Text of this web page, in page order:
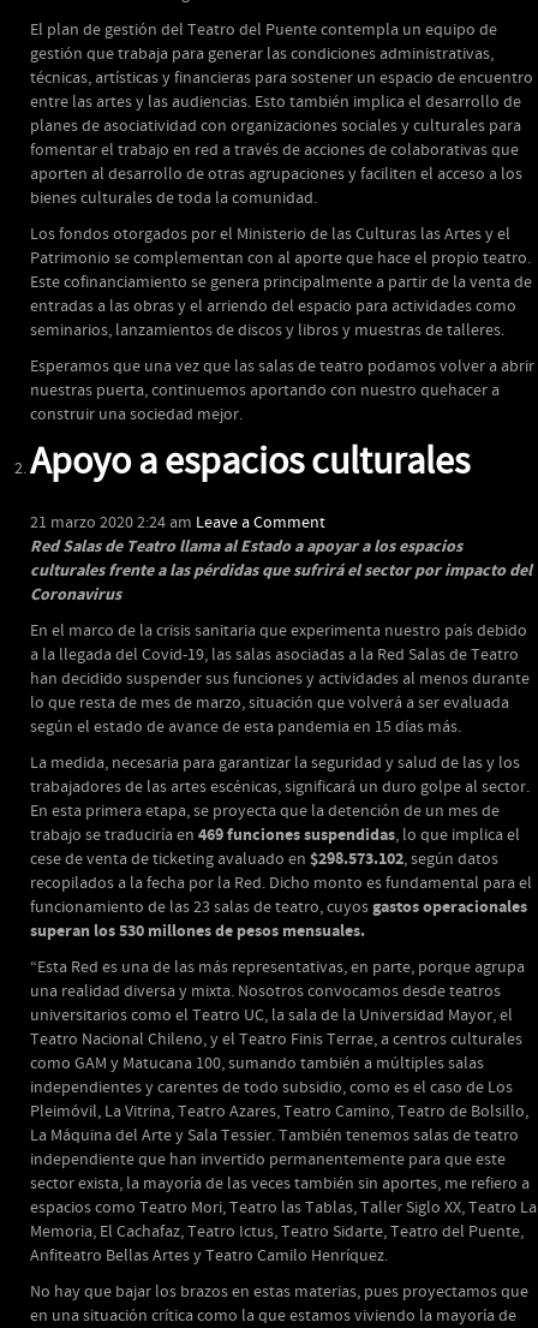
El plan de gestión del Teatro del Puente contempla un equipo de
gestión que trabaja para generar las condiciones administrativas,
técnicas, artísticas y financieras para sostener un espacio de encuentro
entre las artes y las audiencias. Esto también implica el desarrollo de
planes de asociatividad con organizaciones sociales y culturales para
fomentar el trabajo en red a través de acciones de colaborativas que
aporten al desarrollo de otras agrupaciones y faciliten el acceso a los
bienes culturales de toda la comunidad.
Los fondos otorgados por el Ministerio de las Culturas las Artes y el
Patrimonio se complementan con al aporte que hace el propio teatro.
Este cofinanciamiento se genera principalmente a partir de la venta de
entradas a las obras y el arriendo del espacio para actividades como
seminarios, lanzamientos de discos y libros y muestras de talleres.
Esperamos que una vez que las salas de teatro podamos volver a abrir
nuestras puerta, continuemos aportando con nuestro quehacer a
construir una sociedad mejor.
Apoyo a espacios culturales
21 marzo 2020 2:24 am Leave a Comment
Red Salas de Teatro llama al Estado a apoyar a los espacios
culturales frente a las pérdidas que sufrirá el sector por impacto del
Coronavirus
En el marco de la crisis sanitaria que experimenta nuestro país debido
a la llegada del Covid-19, las salas asociadas a la Red Salas de Teatro
han decidido suspender sus funciones y actividades al menos durante
lo que resta de mes de marzo, situación que volverá a ser evaluada
según el estado de avance de esta pandemia en 15 días más.
La medida, necesaria para garantizar la seguridad y salud de las y los
trabajadores de las artes escénicas, significará un duro golpe al sector.
En esta primera etapa, se proyecta que la detención de un mes de
trabajo se traduciría en 469 funciones suspendidas, lo que implica el
cese de venta de ticketing avaluado en $298.573.102,según datos
recopilados a la fecha por la Red. Dicho monto es fundamental para el
funcionamiento de las 23 salas de teatro, cuyosgastos operacionales
superan los 530 millones de pesos mensuales.
“Esta Red es una de las más representativas, en parte, porque agrupa
una realidad diversa y mixta. Nosotros convocamos desde teatros
universitarios como el Teatro UC, la sala de la Universidad Mayor, el
Teatro Nacional Chileno, y el Teatro Finis Terrae, a centros culturales
como GAM y Matucana 100, sumando también a múltiples salas
independientes y carentes de todo subsidio, como es el caso de Los
Pleimóvil, La Vitrina, Teatro Azares, Teatro Camino, Teatro de Bolsillo,
La Máquina del Arte y Sala Tessier. También tenemos salas de teatro
independiente que han invertido permanentemente para que este
sector exista, la mayoría de las veces también sin aportes, me refiero a
espacios como Teatro Mori, Teatro las Tablas, Taller Siglo XX, Teatro La
Memoria, El Cachafaz, Teatro Ictus, Teatro Sidarte, Teatro del Puente,
Anfiteatro Bellas Artes y Teatro Camilo Henríquez.
No hay que bajar los brazos en estas materias, pues proyectamos que
en una situación crítica como la que estamos viviendo la mayoría de